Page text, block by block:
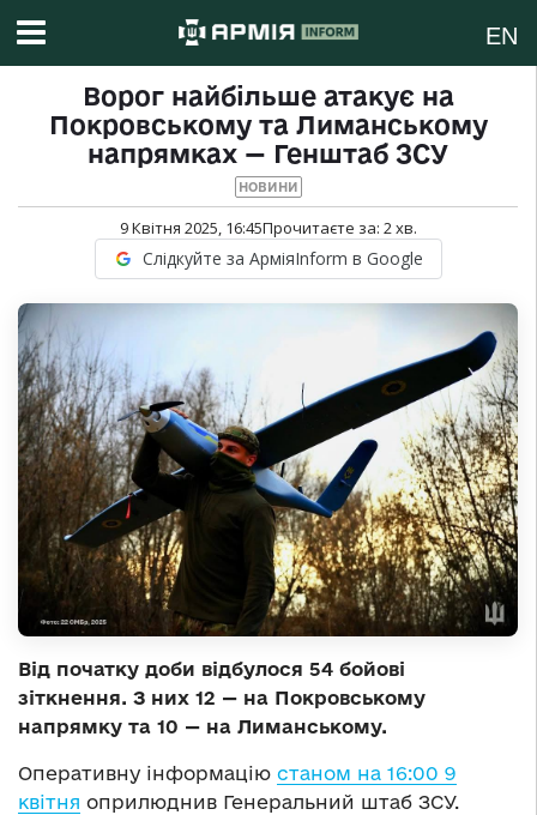
EN
Ворог найбільше атакує на
Покровському та Лиманському
напрямках — Генштаб ЗСУ
НОВИНИ
9 Квітня 2025, 16:45Прочитаєте за: 2хв.
Слідкуйте за АрміяInform в Google
Від початку доби відбулося 54 бойові
зіткнення. З них 12 — на Покровському
напрямку та 10 — на Лиманському.
Оперативну інформацію станом на 16:00 9
квітня оприлюднив Генеральний штаб ЗСУ.